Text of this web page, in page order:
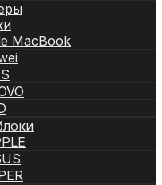
MacBook